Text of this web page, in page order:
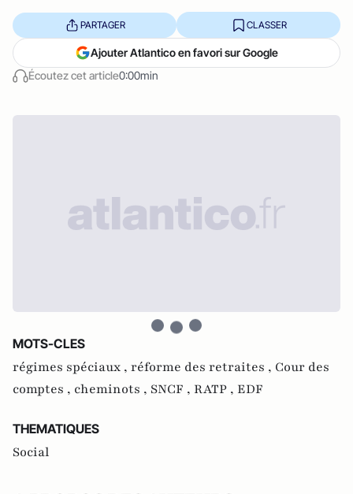
Écoutez cet article0:00min
PARTAGER CLASSER
Ajouter Atlantico en favori sur Google
MOTS-CLES
régimes spéciaux , réforme des retraites , Cour des
comptes , cheminots , SNCF , RATP , EDF
THEMATIQUES
Social